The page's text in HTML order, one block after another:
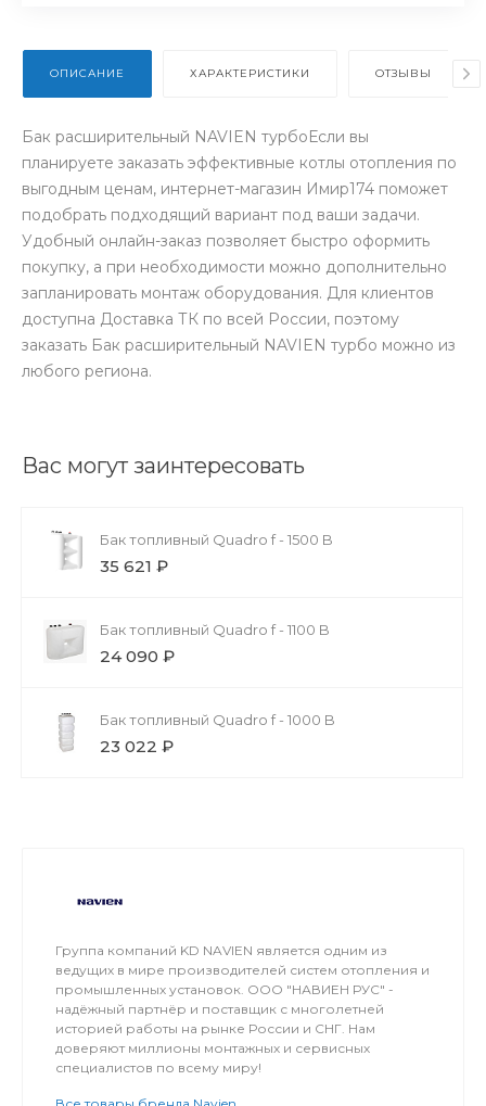
ОПИСАНИЕ ХАРАКТЕРИСТИКИ ОТЗЫВЫ
Бак расширительный NAVIEN турбоЕсли вы
планируете заказать эффективные котлы отопления по
выгодным ценам, интернет-магазин Имир174 поможет
подобрать подходящий вариант под ваши задачи.
Удобный онлайн-заказ позволяет быстро оформить
покупку, а при необходимости можно дополнительно
запланировать монтаж оборудования. Для клиентов
доступна Доставка ТК по всей России, поэтому
заказать Бак расширительный NAVIEN турбо можно из
любого региона.
Вас могут заинтересовать
Бак топливный Quadro f - 1500 B
35 621 ₽
Бак топливный Quadro f - 1100 B
24 090 ₽
Бак топливный Quadro f - 1000 B
23 022 ₽
Группа компаний KD NAVIEN является одним из
ведущих в мире производителей систем отопления и
промышленных установок. ООО "НАВИЕН РУС" -
надёжный партнёр и поставщик с многолетней
историей работы на рынке России и СНГ. Нам
доверяют миллионы монтажных и сервисных
специалистов по всему миру!